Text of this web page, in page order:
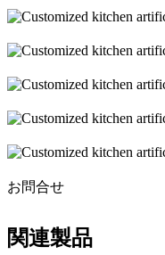
お問合せ
関連製品